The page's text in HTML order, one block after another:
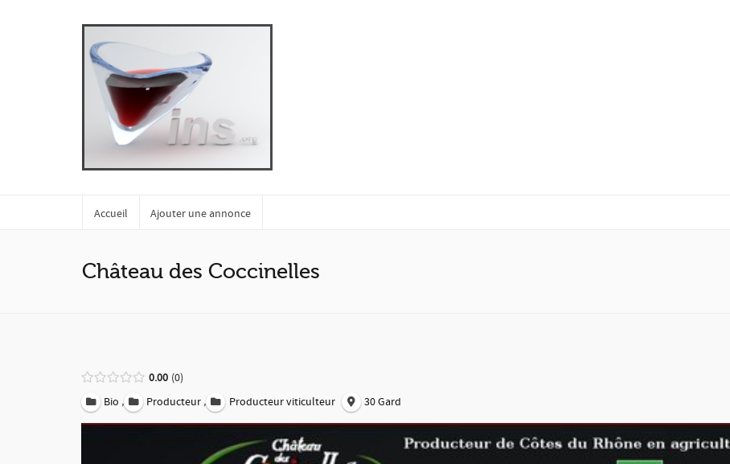
Accueil Ajouter une annonce
Château des Coccinelles
0.00 0
Bio , Producteur , Producteur viticulteur 30 Gard